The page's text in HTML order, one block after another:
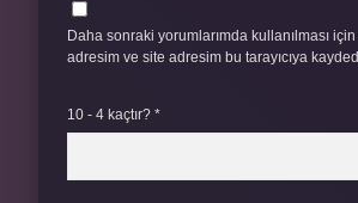
Daha sonraki yorumlarımda kullanılması
adresim ve site adresim bu tarayıcıya
10 - 4 kaçtır? *